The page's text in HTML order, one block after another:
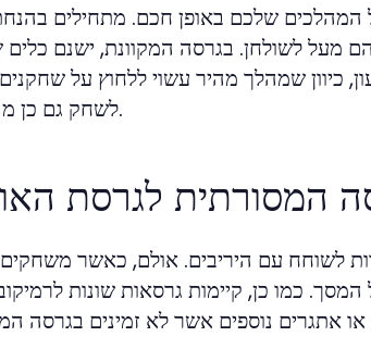
לניהול המהלכים שלכם באופן חכם. מתחילים
מעל לשולחן. בגרסה המקוונת, ישנם כלים
כיוון שמהלך מהיר עשוי ללחוץ על
לשחק גם כן מהר יותר.
המסורתית לגרסת
עם היריבים. אולם, כאשר משחקים
כמו כן, קיימות גרסאות שונות לרמיקוב